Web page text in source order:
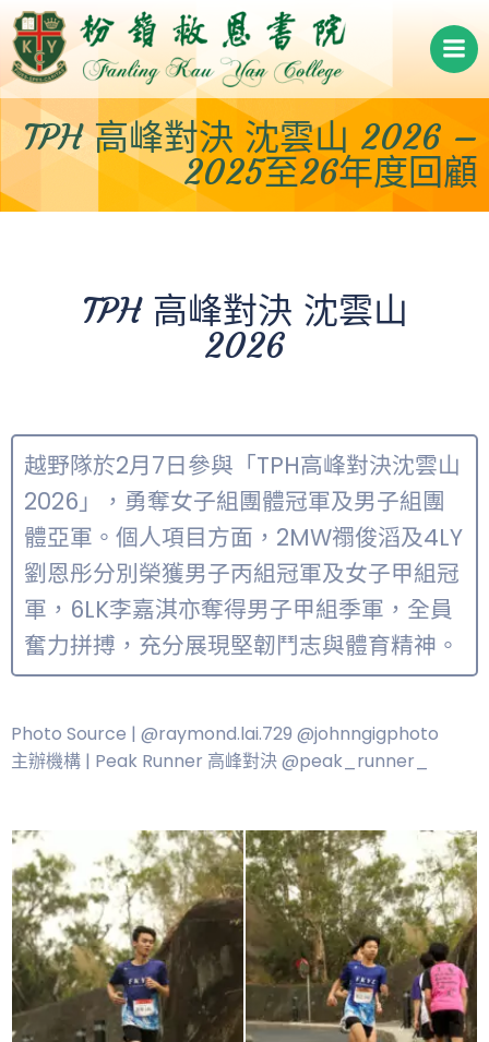
Skip
to
content
TPH 高峰對決 沈雲山 2026 –
2025至26年度回顧
TPH 高峰對決 沈雲山
2026
越野隊於2月7日參與「TPH高峰對決沈雲山
2026」，勇奪女子組團體冠軍及男子組團
體亞軍。個人項目方面，2MW禤俊滔及4LY
劉恩彤分別榮獲男子丙組冠軍及女子甲組冠
軍，6LK李嘉淇亦奪得男子甲組季軍，全員
奮力拼搏，充分展現堅韌鬥志與體育精神。
Photo Source | @raymond.lai.729 @johnngigphoto
主辦機構 | Peak Runner 高峰對決 @peak_runner_